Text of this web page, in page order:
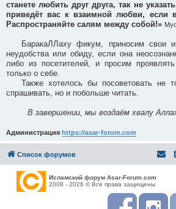
станете любить друг друга, так не
приведёт вас к взаимной любви, если
Распространяйте салям между собой!»
БаракаЛЛаху фикум, приносим свои
неудобства или обиду, если она
либо из посетителей, и просим
только о себе.
Также хотелось бы посоветовать не
спрашивать, но и побольше читать.
В завершении, мы воздаём хвалу
Администрация https://asar-forum.com
Список форумов
Исламский форум Asar-Forum.com
2008 - 2026 © Все права защищены